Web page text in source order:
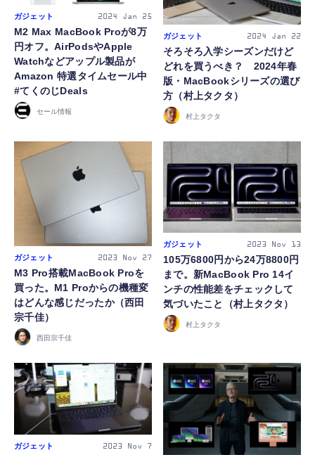
ガジェット 2024 Jan 25
M2 Max MacBook Proが8万
円オフ。AirPodsやApple
Watchなどアップル製品が
Amazon 特選タイムセール中
#てくのじDeals
セール情報
ガジェット 2024 Jan 22
そろそろ入学シーズンだけど
どれを買うべき？ 2024年春
版・MacBookシリーズの選び
方（村上タクタ）
村上タクタ
ガジェット 2023 Nov 27
M3 Pro搭載MacBook Proを
買った。M1 Proからの機種変
はどんな感じだったか（西田
宗千佳）
西田宗千佳
ガジェット 2023 Nov 13
105万6800円から24万8800円
まで。新MacBook Pro 14イ
ンチの性能差をチェックして
気づいたこと（村上タクタ）
村上タクタ
ガジェット 2023 Nov 7